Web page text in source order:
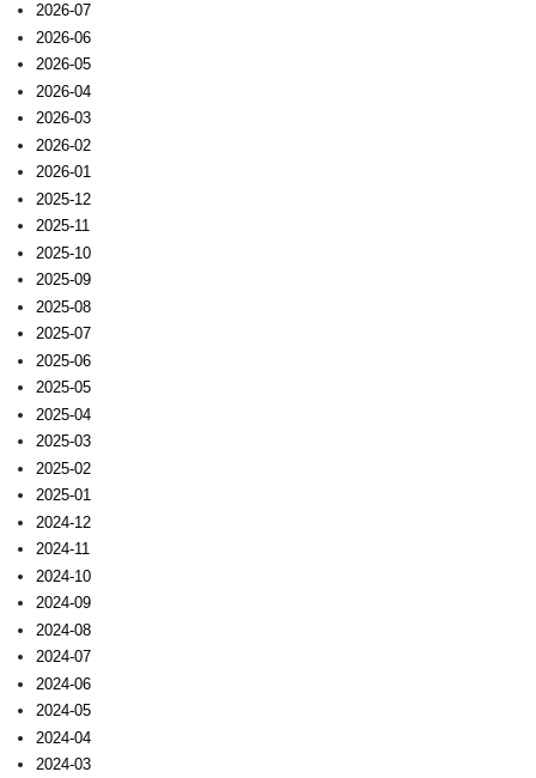
2026-07
2026-06
2026-05
2026-04
2026-03
2026-02
2026-01
2025-12
2025-11
2025-10
2025-09
2025-08
2025-07
2025-06
2025-05
2025-04
2025-03
2025-02
2025-01
2024-12
2024-11
2024-10
2024-09
2024-08
2024-07
2024-06
2024-05
2024-04
2024-03